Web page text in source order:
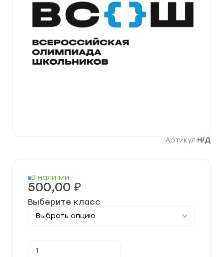
Артикул:Н/Д
В наличии
500,00 ₽
Выберите класс
товара